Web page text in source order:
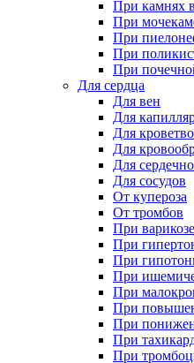
При камнях
При
При
При
При
Для сердца
Для вен
Для
Для
Для
Для
Для сосудов
От купероза
От тромбов
При варикозе
При
При
При
При
При
При
При
При